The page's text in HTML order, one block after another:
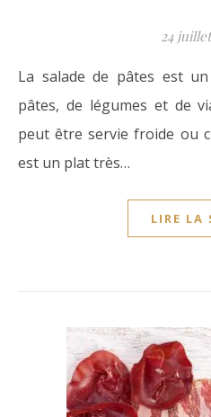
24
La salade de pâtes est un plat italien composé de
pâtes, de légumes et de
peut être servie froide ou
est un plat très…
LIRE LA